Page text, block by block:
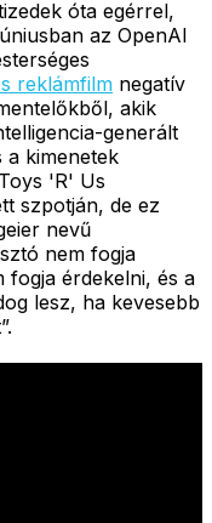
óta egérrel,
az OpenAI
reklámfilm negatív
akik
generált
a kimenetek
'R' Us
szpotján, de ez
nevű
nem fogja
fogja érdekelni, és a
lesz, ha kevesebb